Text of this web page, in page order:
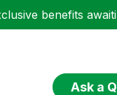
benefits
Ask a